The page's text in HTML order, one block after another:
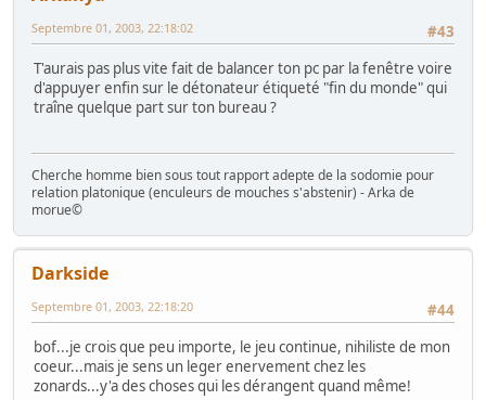
#43
Septembre 01, 2003, 22:18:02
T'aurais pas plus vite fait de balancer ton pc par la fenêtre voire
d'appuyer enfin sur le détonateur étiqueté "fin du monde" qui
traîne quelque part sur ton bureau ?
Cherche homme bien sous tout rapport adepte de la sodomie pour
relation platonique (enculeurs de mouches s'abstenir) - Arka de
morue©
Darkside
#44
Septembre 01, 2003, 22:18:20
bof...je crois que peu importe, le jeu continue, nihiliste de mon
coeur...mais je sens un leger enervement chez les
zonards...y'a des choses qui les dérangent quand même!